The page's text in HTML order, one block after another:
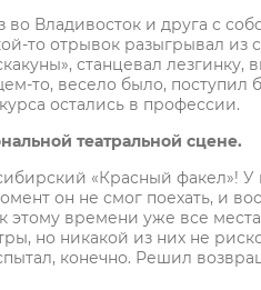
Владивосток и друга с
то отрывок разыгрывал из
станцевал лезгинку,
то, весело было, поступил
остались в профессии.
театральной сцене.
«Красный факел»! У
он не смог поехать, и
времени уже все места
но никакой из них не
конечно. Решил